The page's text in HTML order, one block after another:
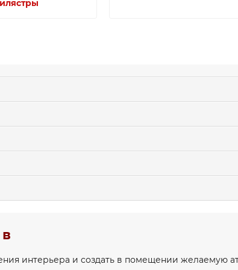
интерьера и создать в помещении желаемую